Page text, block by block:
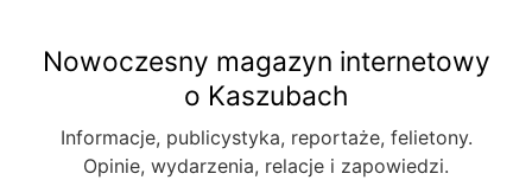
Nowoczesny magazyn internetowy
o Kaszubach
Informacje, publicystyka, reportaże, felietony.
Opinie, wydarzenia, relacje i zapowiedzi.